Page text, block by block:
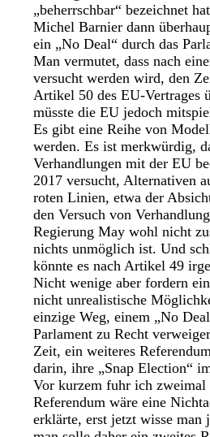
„beherrschbar“ bezeichnet
Michel Barnier dann
ein „No Deal“ durch das
Man vermutet, dass nach
versucht werden wird, den
Artikel 50 des EU-Vertrages
müsste die EU jedoch
Es gibt eine Reihe von
werden. Es ist merkwürdig,
Verhandlungen mit der EU
2017 versucht, Alternativen
roten Linien, etwa der
den Versuch von
Regierung May wohl nicht
nichts unmöglich ist. Und
könnte es nach Artikel 49
Nicht wenige aber fordern
nicht unrealistische
einzige Weg, einem „No
Parlament zu Recht
Zeit, ein weiteres
darin, ihre „Snap Election“
Vor kurzem fuhr ich
Referendum wäre eine
erklärte, erst jetzt wisse man